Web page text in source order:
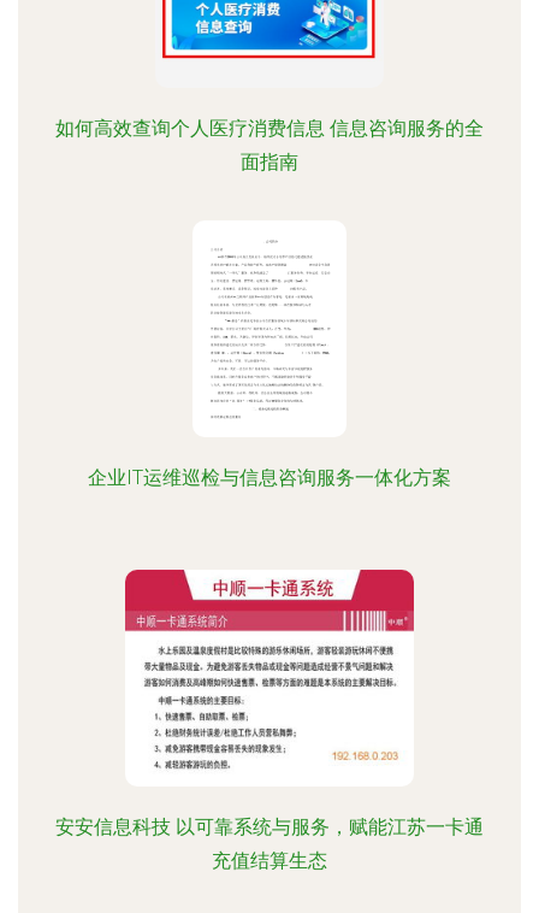
如何高效查询个人医疗消费信息 信息咨询服务的全
面指南
企业IT运维巡检与信息咨询服务一体化方案
安安信息科技 以可靠系统与服务，赋能江苏一卡通
充值结算生态